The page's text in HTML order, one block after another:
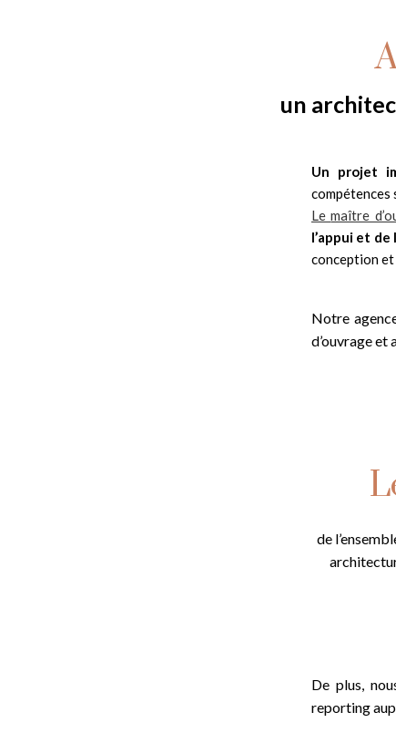
un
Un projet
Lemaître
l’appui et
conception
Notre
d’ouvrage et
de
De plus,
reporting